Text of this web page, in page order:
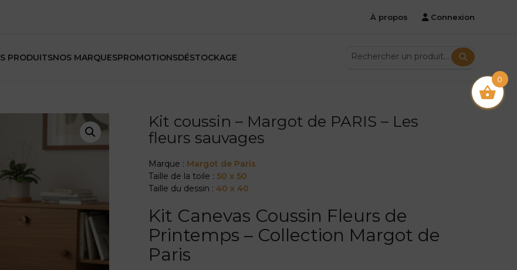
À propos Connexion
PRODUITSNOS MARQUESPROMOTIONSDÉSTOCKAGE
Kit coussin – Margot de PARIS – Les
fleurs sauvages
Marque : Margot de Paris
Taille de la toile :50 x 50
Taille du dessin :40 x 40
Kit Canevas Coussin Fleurs de
Printemps – Collection Margot de
Paris
0